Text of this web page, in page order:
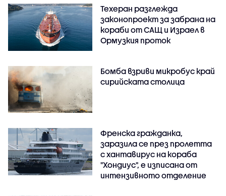
Техеран разглежда
законопроект за забрана на
кораби от САЩ и Израел в
Ормузкия проток
Бомба взриви микробус край
сирийската столица
Френска гражданка,
заразила се през пролетта
с хантавирус на кораба
"Хондиус", е изписана от
интензивното отделение